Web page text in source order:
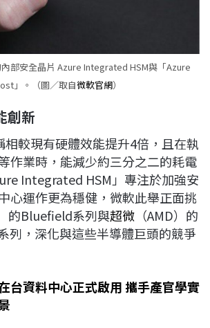
部安全晶片 Azure Integrated HSM與「Azure
」。（圖／取自微軟官網）
創新
較現有硬體效能提升4倍，且在執
作業時，能減少約三分之二的耗電
Integrated HSM」專注於加強安
心運作更為穩健，微軟此舉正面挑
的Bluefield系列與超微 （AMD）的
列，深化與這些半導體巨頭的競爭
台資料中心正式啟用 攜手產官學實